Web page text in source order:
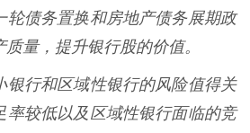
轮债务置换和房地产债务展期政
量，提升银行股的价值。
行和区域性银行的风险值得关
率较低以及区域性银行面临的竞